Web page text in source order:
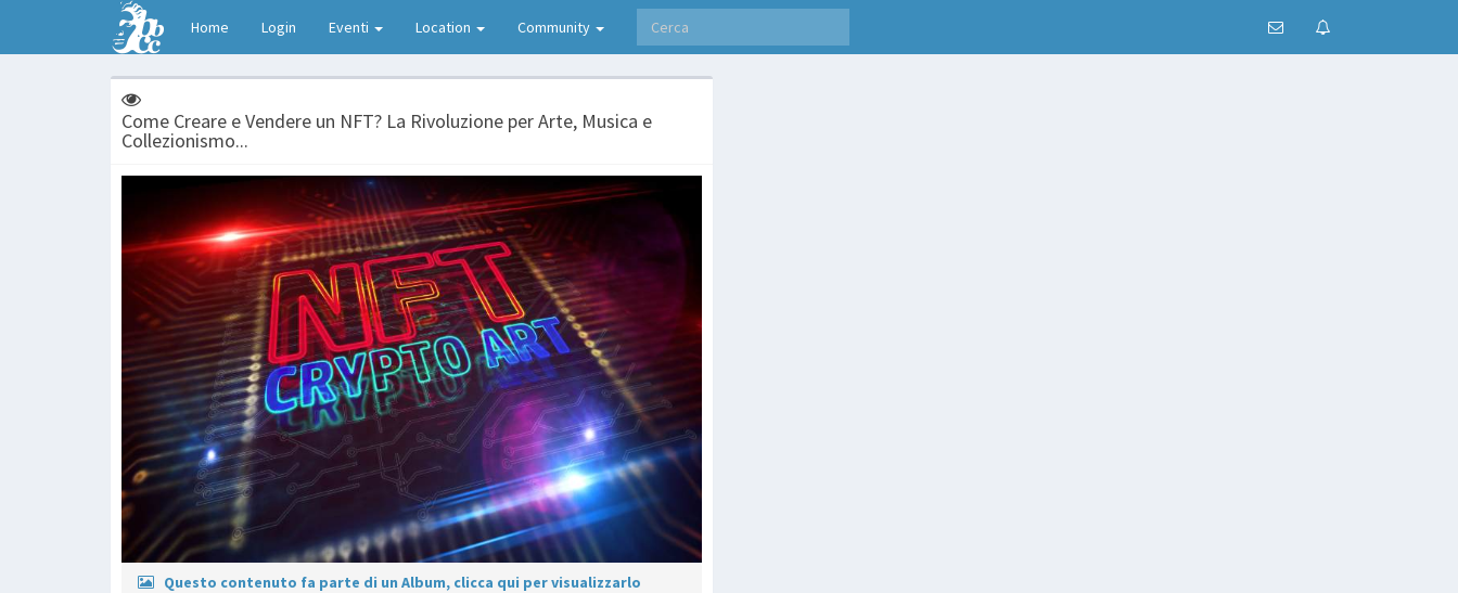
Home Login Eventi Location Community
Come Creare e Vendere un NFT? La Rivoluzione per Arte, Musica e
Collezionismo...
Questo contenuto fa parte di un Album, clicca qui per visualizzarlo